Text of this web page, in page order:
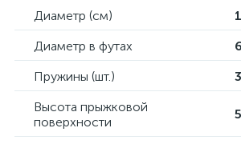
Диаметр (см)
Диаметр в футах
6
Пружины (шт.)
Высота прыжковой
поверхности